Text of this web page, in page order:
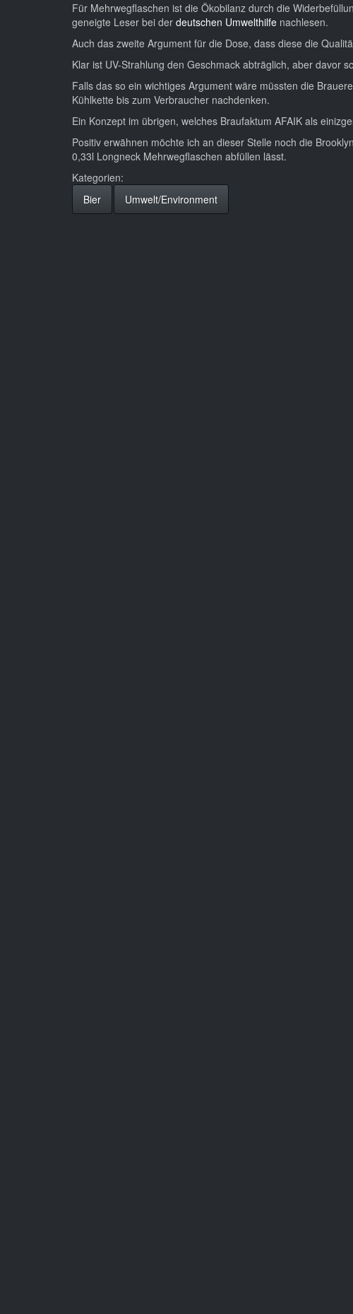
Für Mehrwegflaschen ist die Ökobilanz durch die
geneigte Leser bei der deutschen Umwelthilfe nachlesen.
Auch das zweite Argument für die Dose, dass diese die
Klar ist UV-Strahlung den Geschmack abträglich, aber davor
Falls das so ein wichtiges Argument wäre müssten die
Kühlkette bis zum Verbraucher nachdenken.
Ein Konzept im übrigen, welches Braufaktum AFAIK als
Positiv erwähnen möchte ich an dieser Stelle noch die
0,33l Longneck Mehrwegflaschen abfüllen lässt.
Kategorien:
Bier
Umwelt/Environment